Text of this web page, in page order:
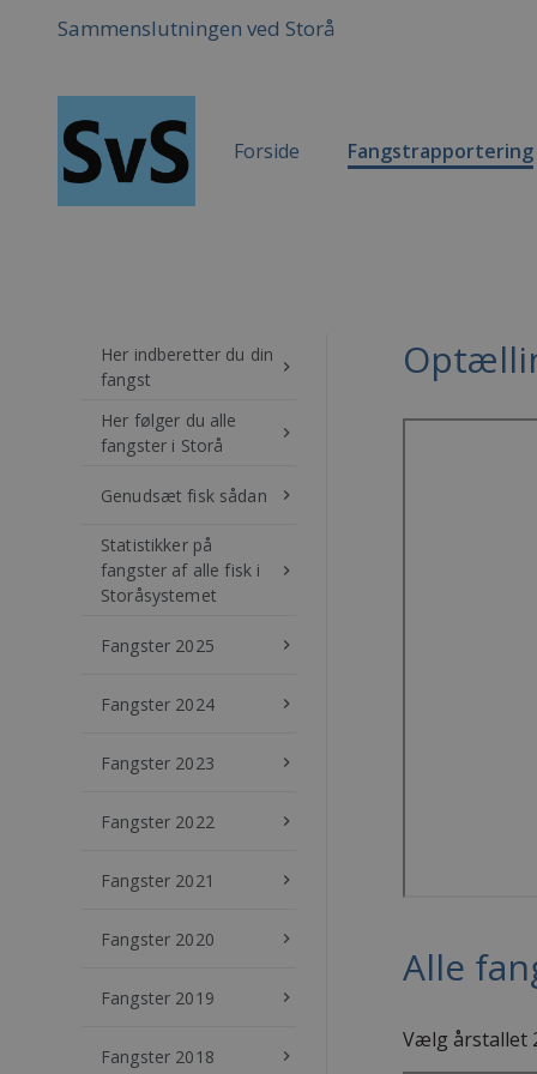
Sammenslutningen ved Storå
Forside Fangstrapportering
Her indberetter du din
fangst
keyboard_arrow_right
Her følger du alle
fangster i Storå
keyboard_arrow_right
Genudsæt fisk sådan keyboard_arrow_right
Statistikker på
fangster af alle fisk i
Storåsystemet
keyboard_arrow_right
Fangster 2025 keyboard_arrow_right
Fangster 2024 keyboard_arrow_right
Fangster 2023 keyboard_arrow_right
Fangster 2022 keyboard_arrow_right
Fangster 2021 keyboard_arrow_right
Fangster 2020 keyboard_arrow_right
Fangster 2019 keyboard_arrow_right
Fangster 2018 keyboard_arrow_right
Alle
Vælg årstallet